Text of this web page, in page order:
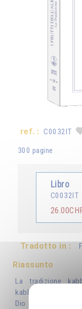
ref. : C0032IT
300 pagine
Libro
C0032IT
Tradotto in :
Riassunto
La tradizione
kabbalistico della
Dio e impregnato